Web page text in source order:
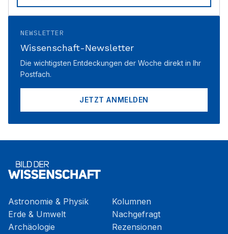
NEWSLETTER
Wissenschaft-Newsletter
Die wichtigsten Entdeckungen der Woche direkt in Ihr
Postfach.
JETZT ANMELDEN
Astronomie & Physik
Erde & Umwelt
Archäologie
Kolumnen
Nachgefragt
Rezensionen